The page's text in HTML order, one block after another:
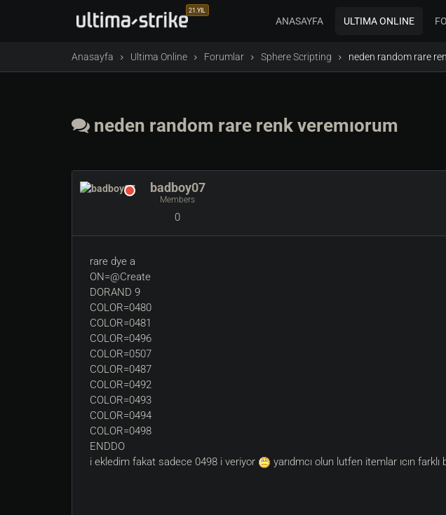
21.YIL
ANASAYFA ULTIMA ONLINE
Anasayfa Ultima Online Forumlar Sphere Scripting neden random rare
neden random rare renk veremıorum
badboy07
Members
0
rare dye a
ON=@Create
DORAND 9
COLOR=0480
COLOR=0481
COLOR=0496
COLOR=0507
COLOR=0487
COLOR=0492
COLOR=0493
COLOR=0494
COLOR=0498
ENDDO
i ekledim fakat sadece 0498 i veriyor
yarıdmcı olun lutfen itemlar ıcın